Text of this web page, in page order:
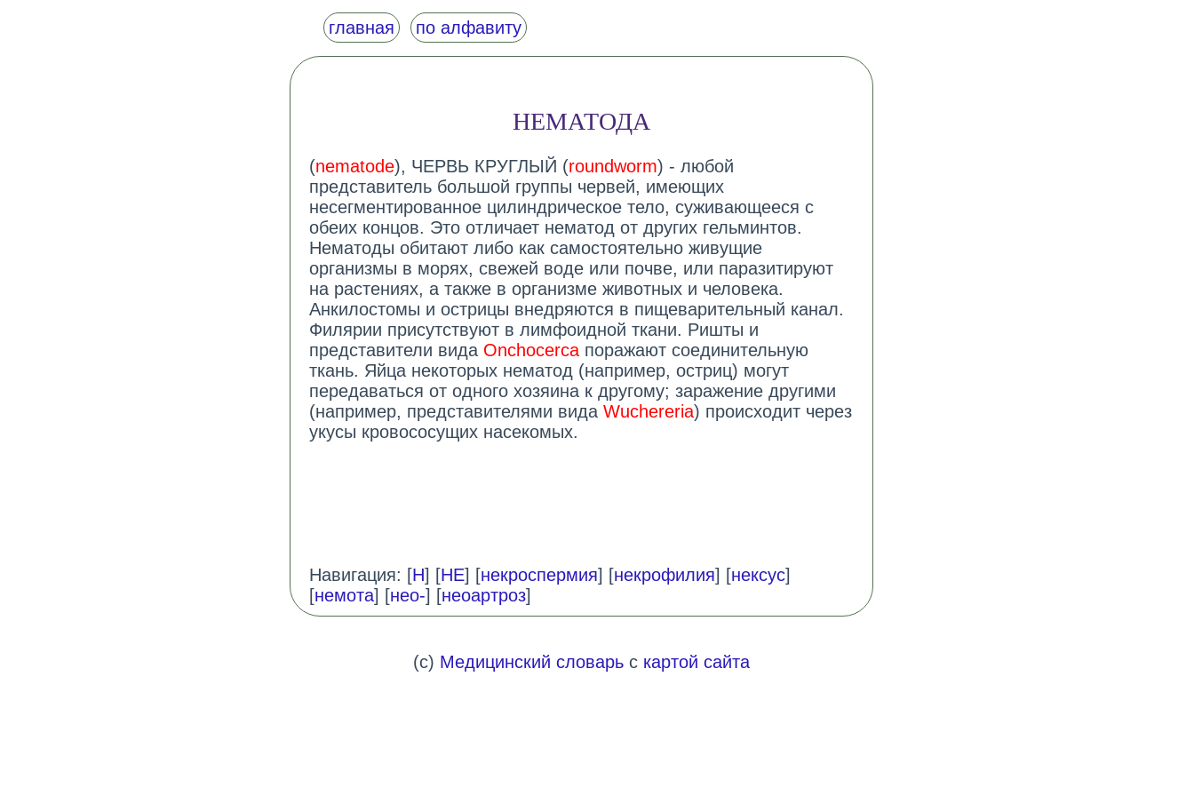
главная по алфавиту
НЕМАТОДА
(nematode), ЧЕРВЬ КРУГЛЫЙ (roundworm) - любой
представитель большой группы червей, имеющих
несегментированное цилиндрическое тело, суживающееся с
обеих концов. Это отличает нематод от других гельминтов.
Нематоды обитают либо как самостоятельно живущие
организмы в морях, свежей воде или почве, или паразитируют
на растениях, а также в организме животных и человека.
Анкилостомы и острицы внедряются в пищеварительный канал.
Филярии присутствуют в лимфоидной ткани. Ришты и
представители видаOnchocerca поражают соединительную
ткань. Яйца некоторых нематод (например, остриц) могут
передаваться от одного хозяина к другому; заражение другими
(например, представителями видаWuchereria) происходит через
укусы кровососущих насекомых.
Навигация: [Н] [НЕ] [некроспермия] [некрофилия] [нексус]
[немота] [нео-] [неоартроз]
(c) Медицинский словарьс картой сайта